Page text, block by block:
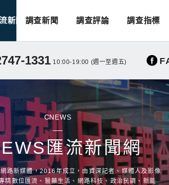
新聞 調查新聞 調查評論 調查指標
1331 10:00-19:00 (週一至週五)
CNEWS
匯流新聞網
路新媒體，2016年成立，由資深記者、媒體人及影像
精數位匯流、醫藥生活、網路科技、政治民調、新能